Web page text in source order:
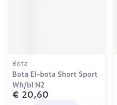
Bota
Bota El-bota Short Sport
Wh/bl N2
€ 20,60